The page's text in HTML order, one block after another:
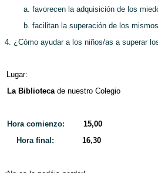
a. favorecen la adquisición de los
b. facilitan la superación de los
4. ¿Cómo ayudar a los niños/as a superar
Lugar:
La Bibliotecade nuestro Colegio
Hora comienzo:
Hora final: 16,30